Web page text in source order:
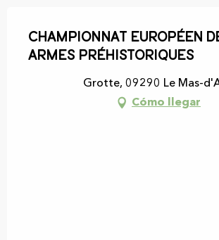
Championnat européen
armes préhistoriques
Grotte, 09290 Le Mas-
Cómo llegar